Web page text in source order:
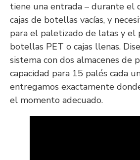
tiene una entrada – durante el
cajas de botellas vacías, y
para el paletizado de latas y el
botellas PET o cajas llenas.
sistema con dos almacenes de
capacidad para 15 palés cada
entregamos exactamente
el momento adecuado.